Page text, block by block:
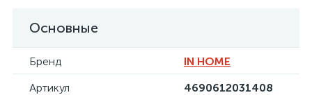
Основные
Бренд
IN HOME
Артикул
4690612031408